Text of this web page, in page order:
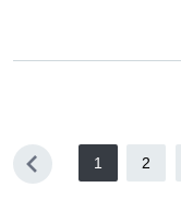
1 2